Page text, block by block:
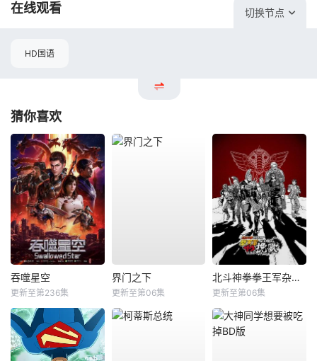
在线观看 切换节点
HD国语
猜你喜欢
吞噬星空
更新至第236集
界门之下
更新至第06集
北斗神拳拳王军杂兵们的挽歌
更新至第06集